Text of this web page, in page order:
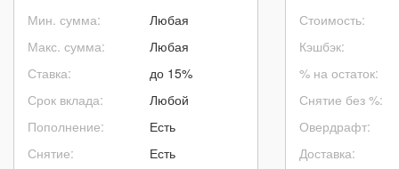
Газпромбанка
Мин. сумма:
Макс. сумма:
Ставка:
Срок вклада:
Пополнение:
Снятие:
Любая
Любая
до 15%
Любой
Есть
Есть
Стоимость:
Кэшбэк:
% на остаток:
Снятие без %:
Овердрафт:
Доставка: